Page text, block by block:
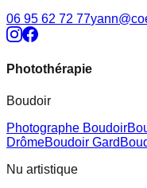
06 95 62 72 77
Photothérapie
Boudoir
Photographe Boudoir
DrômeBoudoir Gard
Nu artistique